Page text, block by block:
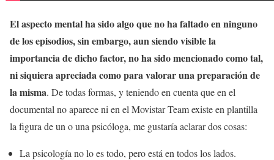
El aspecto mental ha sido algo que no ha faltado en ninguno
de los episodios, sin embargo, aun siendo visible la
importancia de dicho factor, no ha sido mencionado como tal,
ni siquiera apreciada como para valorar una preparación de
la misma. De todas formas, y teniendo en cuenta que en el
documental no aparece ni en el Movistar Team existe en plantilla
la figura de un o una psicóloga, me gustaría aclarar dos cosas:
La psicología no lo es todo, pero está en todos los lados.